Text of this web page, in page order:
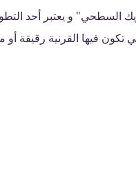
تكون فيها القرنية